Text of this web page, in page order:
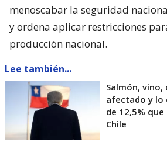
menoscabar la seguridad
y ordena aplicar restricciones
producción nacional.
Lee también...
Salmón, vino,
afectado y lo
de 12,5%
Chile